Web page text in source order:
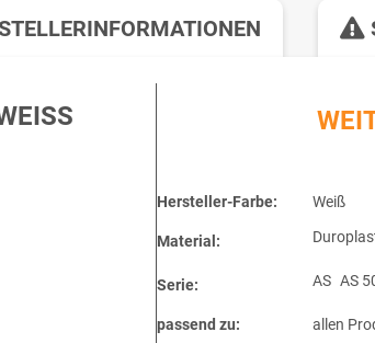
S
Hersteller-Farbe: Weiß
Material:
Serie: AS AS
passend zu:
allen